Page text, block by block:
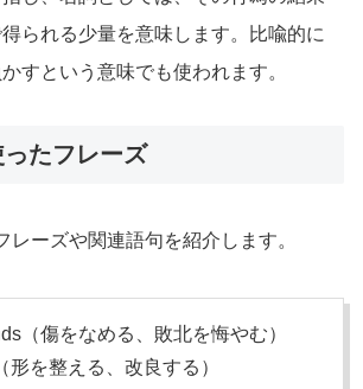
られる少量を意味します。比喩的に
すという意味でも使われます。
ったフレーズ
レーズや関連語句を紹介します。
（傷をなめる、敗北を悔やむ）
（形を整える、改良する）